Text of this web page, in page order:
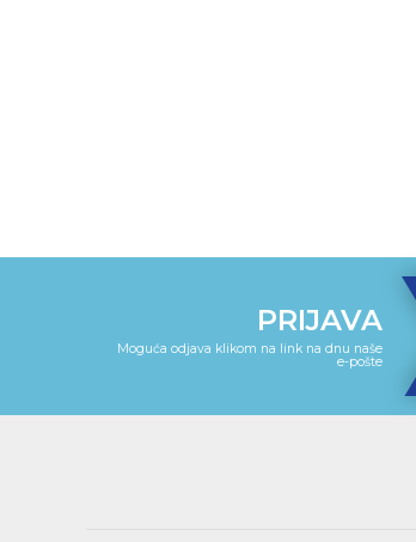
PRIJAVA
Moguća odjava klikom na link na dnu naše
e-pošte